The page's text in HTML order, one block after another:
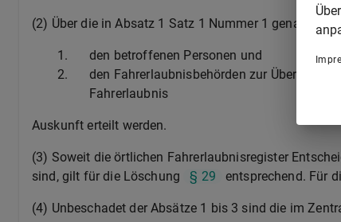
(2) Über die in Absatz 1 Satz 1 Nummer 1 genannten
1.
den betroffenen Personen und
2.
den Fahrerlaubnisbehörden zur
Fahrerlaubnis
Auskunft erteilt werden.
(3) Soweit die örtlichen Fahrerlaubnisregister
sind, gilt für die Löschung
§ 29 entsprechend. Für
(4) Unbeschadet der Absätze 1 bis 3 sind die im